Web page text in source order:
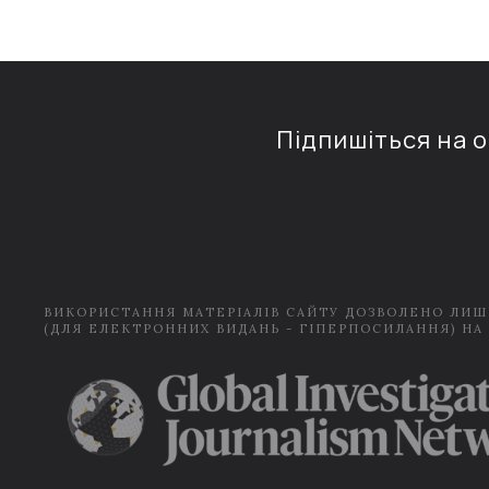
Підпишіться на
ВИКОРИСТАННЯ МАТЕРІАЛІВ САЙТУ ДОЗВОЛЕНО
(ДЛЯ ЕЛЕКТРОННИХ ВИДАНЬ - ГІПЕРПОСИЛАННЯ) НА